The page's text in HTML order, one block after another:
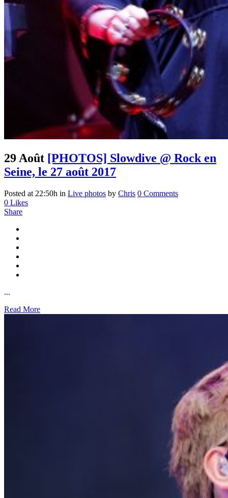
29 Août [PHOTOS] Slowdive @ Rock en
Seine, le 27 août 2017
Posted at 22:50h in Live photos by Chris 0 Comments
0 Likes
Share
...
Read More